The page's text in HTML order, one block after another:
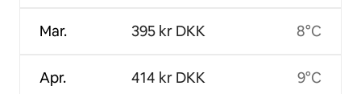
Mar.
Apr.
395 kr DKK
414 kr DKK
8°C
9°C